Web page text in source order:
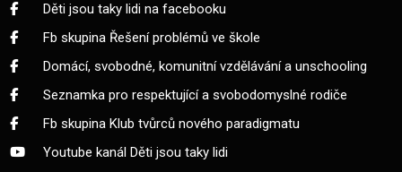
Děti jsou taky lidi na facebooku
Fb skupina Řešení problémů ve škole
Domácí, svobodné, komunitní vzdělávání a unschooling
Seznamka pro respektující a svobodomyslné rodiče
Fb skupina Klub tvůrců nového paradigmatu
Youtube kanál Děti jsou taky lidi